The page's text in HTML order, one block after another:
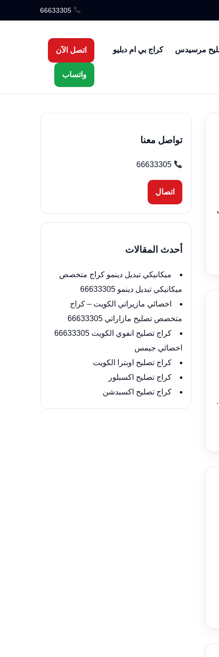
66633305
مرسيدس كراج بي ام دبليو اتصل الآن
واتساب
تواصل معنا
66633305
اتصال
أحدث المقالات
ميكانيكي تبديل دينمو كراج متخصص
ميكانيكي تبديل دينمو 66633305
اخصائي مازيراتي الكويت – كراج
متخصص تصليح مازاراتي 66633305
كراج تصليح انفوي الكويت 66633305
اخصائي جيمس
كراج تصليح اوبترا الكويت
كراج تصليح اكسبلور
كراج تصليح اكسبدشن